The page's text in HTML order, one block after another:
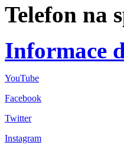
Telefon na
Informace
YouTube
Facebook
Twitter
Instagram